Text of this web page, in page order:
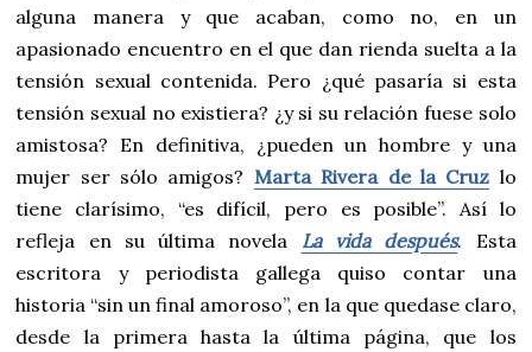
alguna manera y que acaban, como no, en un
apasionado encuentro en el que dan rienda suelta a la
tensión sexual contenida. Pero ¿qué pasaría si esta
tensión sexual no existiera? ¿y si su relación fuese solo
amistosa? En definitiva, ¿pueden un hombre y una
mujer ser sólo amigos? Marta Rivera de la Cruz lo
tiene clarísimo, “es difícil, pero es posible”. Así lo
refleja en su última novela La vida después. Esta
escritora y periodista gallega quiso contar una
historia “sin un final amoroso”, en la que quedase claro,
desde la primera hasta la última página, que los